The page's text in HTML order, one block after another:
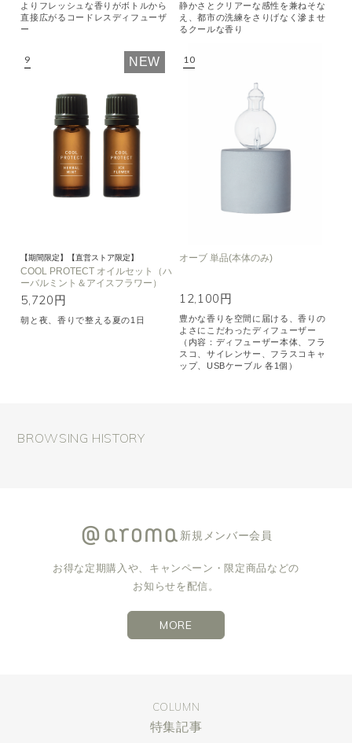
よりフレッシュな香りがボトルから
直接広がるコードレスディフューザ
ー
静かさとクリアーな感性を兼ねそな
え、都市の洗練をさりげなく滲ませ
るクールな香り
NEW
【期間限定】【直営ストア限定】
COOL PROTECT オイルセット（ハ
ーバルミント＆アイスフラワー）
5,720円
朝と夜、香りで整える夏の1日
オーブ 単品(本体のみ)
12,100円
豊かな香りを空間に届ける、香りの
よさにこだわったディフューザー
（内容：ディフューザー本体、フラ
スコ、サイレンサー、フラスコキャ
ップ、USBケーブル 各1個）
BROWSING HISTORY
新規メンバー会員
お得な定期購入や、キャンペーン・限定商品などの
お知らせを配信。
MORE
COLUMN
特集記事